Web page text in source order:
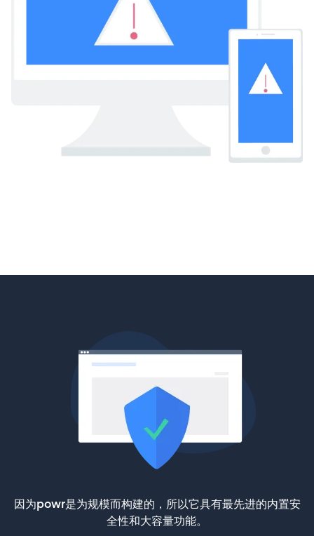
因为powr是为规模而构建的，所以它具有最先进的内置安
全性和大容量功能。